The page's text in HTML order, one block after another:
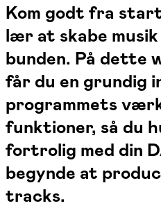
Kom godt fra
lær at skabe
bunden. På dette
får du en grundig
programmets
funktioner, så du
fortrolig med din
begynde at
tracks.